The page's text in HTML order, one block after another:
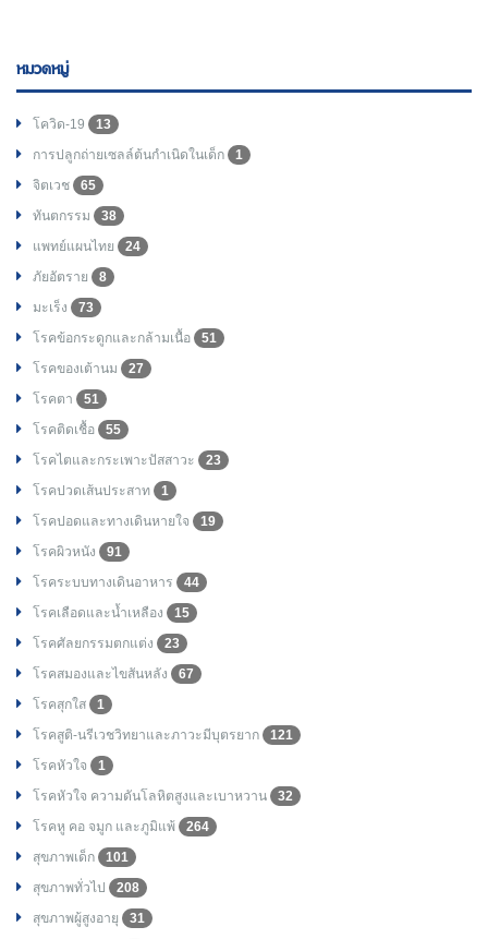
หมวดหมู่
โควิด-19
13
การปลูกถ่ายเซลล์ต้นกำเนิดในเด็ก
1
จิตเวช
65
ทันตกรรม
38
แพทย์แผนไทย
24
ภัยอัตราย
8
มะเร็ง
73
โรคข้อกระดูกและกล้ามเนื้อ
51
โรคของเต้านม
27
โรคตา
51
โรคติดเชื้อ
55
โรคไตและกระเพาะปัสสาวะ
23
โรคปวดเส้นประสาท
1
โรคปอดและทางเดินหายใจ
19
โรคผิวหนัง
91
โรคระบบทางเดินอาหาร
44
โรคเลือดและน้ำเหลือง
15
โรคศัลยกรรมตกแต่ง
23
โรคสมองและไขสันหลัง
67
โรคสุกใส
1
โรคสูติ-นรีเวชวิทยาและภาวะมีบุตรยาก
121
โรคหัวใจ
1
โรคหัวใจ ความดันโลหิตสูงและเบาหวาน
32
โรคหู คอ จมูก และภูมิแพ้
264
สุขภาพเด็ก
101
สุขภาพทั่วไป
208
สุขภาพผู้สูงอายุ
31